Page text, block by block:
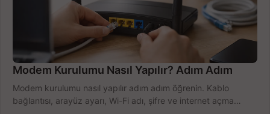
Modem Kurulumu Nasıl Yapılır? Adım Adım
Modem kurulumu nasıl yapılır adım adım öğrenin. Kablo
bağlantısı, arayüz ayarı, Wi-Fi adı, şifre ve internet açma